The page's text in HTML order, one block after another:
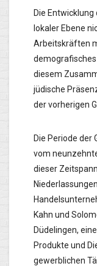
Die
lokaler Ebene
Arbeitskräften
diesem
jüdische
der vorherigen
Die Periode der
vom
dieser
Kahn und
Düdelingen,
Produkte und
gewerblichen